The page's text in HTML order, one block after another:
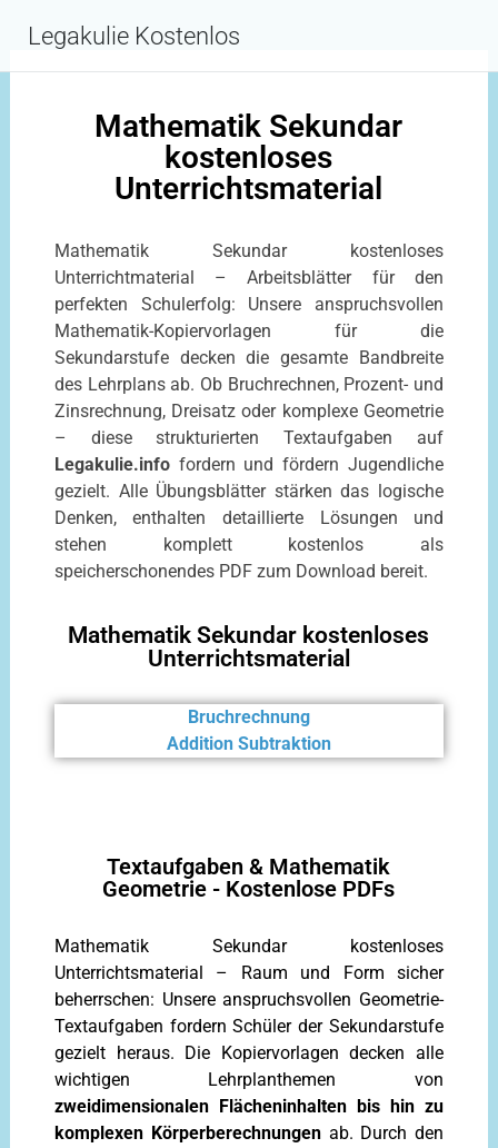
springen
Legakulie Kostenlos
Mathematik Sekundar
kostenloses
Unterrichtsmaterial
Mathematik Sekundar kostenloses
Unterrichtmaterial – Arbeitsblätter für den
perfekten Schulerfolg: Unsere anspruchsvollen
Mathematik-Kopiervorlagen für die
Sekundarstufe decken die gesamte Bandbreite
des Lehrplans ab. Ob Bruchrechnen, Prozent- und
Zinsrechnung, Dreisatz oder komplexe Geometrie
– diese strukturierten Textaufgaben auf
Legakulie.infofordern und fördern Jugendliche
gezielt. Alle Übungsblätter stärken das logische
Denken, enthalten detaillierte Lösungen und
stehen komplett kostenlos als
speicherschonendes PDF zum Download bereit.
Mathematik Sekundar kostenloses
Unterrichtsmaterial
Bruchrechnung
Addition Subtraktion
Textaufgaben & Mathematik
Geometrie - Kostenlose PDFs
Mathematik Sekundar kostenloses
Unterrichtsmaterial – Raum und Form sicher
beherrschen: Unsere anspruchsvollen Geometrie-
Textaufgaben fordern Schüler der Sekundarstufe
gezielt heraus. Die Kopiervorlagen decken alle
wichtigen Lehrplanthemen von
zweidimensionalen Flächeninhalten bis hin zu
komplexen Körperberechnungenab. Durch den